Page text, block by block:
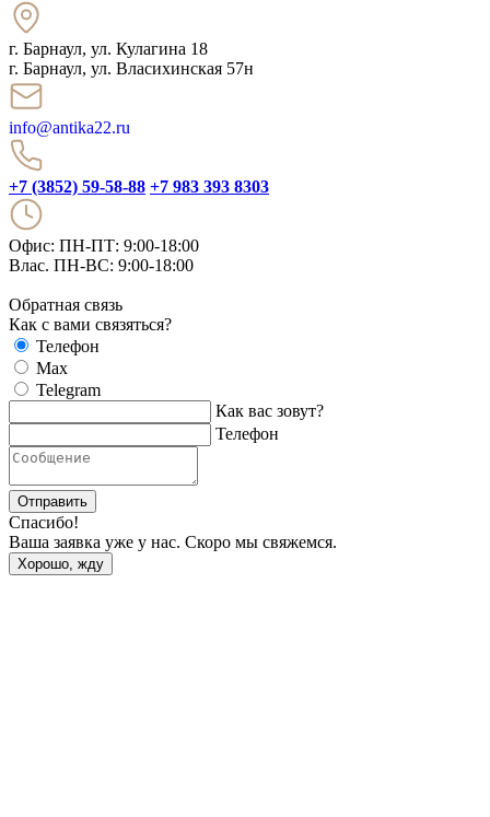
г. Барнаул, ул. Кулагина 18
г. Барнаул, ул. Власихинская 57н
info@antika22.ru
+7 (3852) 59-58-88 +7 983 393 8303
Офис: ПН-ПТ: 9:00-18:00
Влас. ПН-ВС: 9:00-18:00
Обратная связь
Как с вами связяться?
Телефон
Max
Telegram
Как вас зовут?
Телефон
Отправить
Спасибо!
Ваша заявка уже у нас. Скоро мы свяжемся.
Хорошо, жду